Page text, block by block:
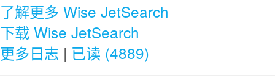
了解更多 Wise JetSearch
下载 Wise JetSearch
更多日志 | 已读 (4889)